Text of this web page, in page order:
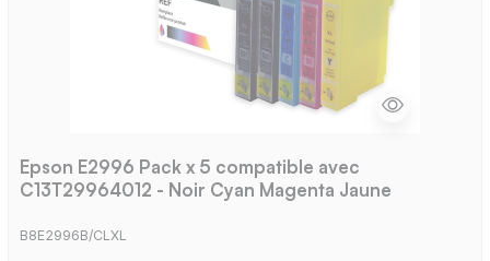
Epson E2996 Pack x 5 compatible avec
C13T29964012 - Noir Cyan Magenta Jaune
B8E2996B/CLXL